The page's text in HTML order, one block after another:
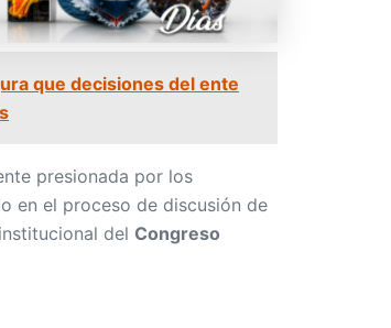
que decisiones del ente
presionada por los
en el proceso de discusión de
del Congreso